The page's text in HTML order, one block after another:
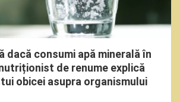
dacă consumi apă minerală în
de renume explică
obicei asupra organismului